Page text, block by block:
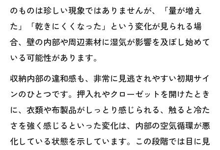
のものは珍しい現象ではありませんが、「量が増え
た」「乾きにくくなった」という変化が見られる場
合、壁の内部や周辺素材に湿気が影響を及ぼし始めて
いる可能性があります。
収納内部の違和感も、非常に見逃されやすい初期サイ
ンのひとつです。押入れやクローゼットを開けたとき
に、衣類や布製品がしっとり感じられる、触ると冷た
さを強く感じるといった変化は、内部の空気循環が悪
化している状態を示しています。この段階では目に見